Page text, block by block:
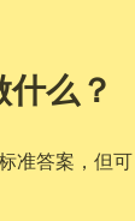
么？
准答案，但可